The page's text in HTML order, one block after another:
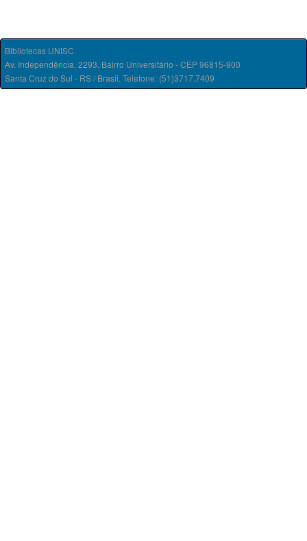
Bibliotecas UNISC
Av. Independência, 2293, Bairro Universitário - CEP 96815-900
Santa Cruz do Sul - RS / Brasil. Telefone: (51)3717.7409